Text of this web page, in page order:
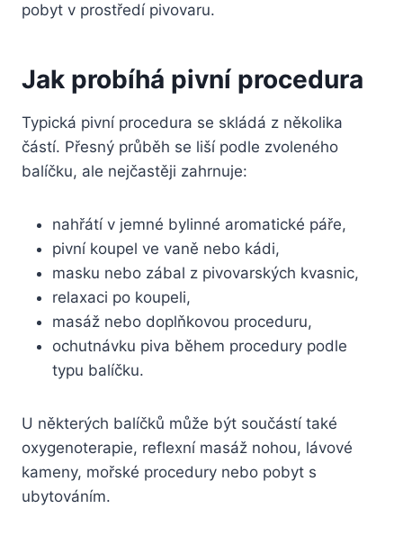
pobyt v prostředí pivovaru.
Jak probíhá pivní procedura
Typická pivní procedura se skládá z několika
částí. Přesný průběh se liší podle zvoleného
balíčku, ale nejčastěji zahrnuje:
nahřátí v jemné bylinné aromatické páře,
pivní koupel ve vaně nebo kádi,
masku nebo zábal z pivovarských kvasnic,
relaxaci po koupeli,
masáž nebo doplňkovou proceduru,
ochutnávku piva během procedury podle
typu balíčku.
U některých balíčků může být součástí také
oxygenoterapie, reflexní masáž nohou, lávové
kameny, mořské procedury nebo pobyt s
ubytováním.